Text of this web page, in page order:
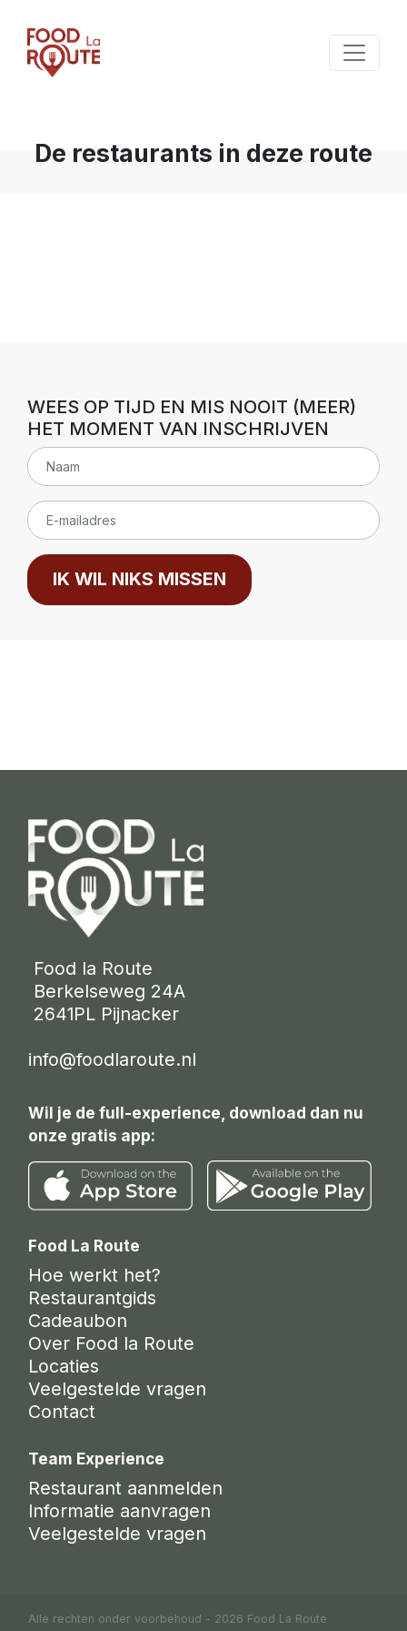
De restaurants in deze route
WEES OP TIJD EN MIS NOOIT (MEER)
HET MOMENT VAN INSCHRIJVEN
IK WIL NIKS MISSEN
Food la Route
Berkelseweg 24A
2641PL Pijnacker
info@foodlaroute.nl
Wil je de full-experience, download dan nu
onze gratis app:
Food La Route
Hoe werkt het?
Restaurantgids
Cadeaubon
Over Food la Route
Locaties
Veelgestelde vragen
Contact
Team Experience
Restaurant aanmelden
Informatie aanvragen
Veelgestelde vragen
Alle rechten onder voorbehoud - 2026 Food La Route